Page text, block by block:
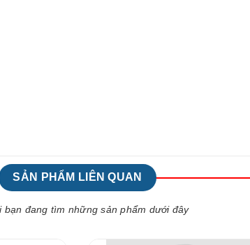
SẢN PHẨM LIÊN QUAN
bạn đang tìm những sản phẩm dưới đây